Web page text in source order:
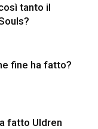
tanto il
fine ha fatto?
fatto Uldren